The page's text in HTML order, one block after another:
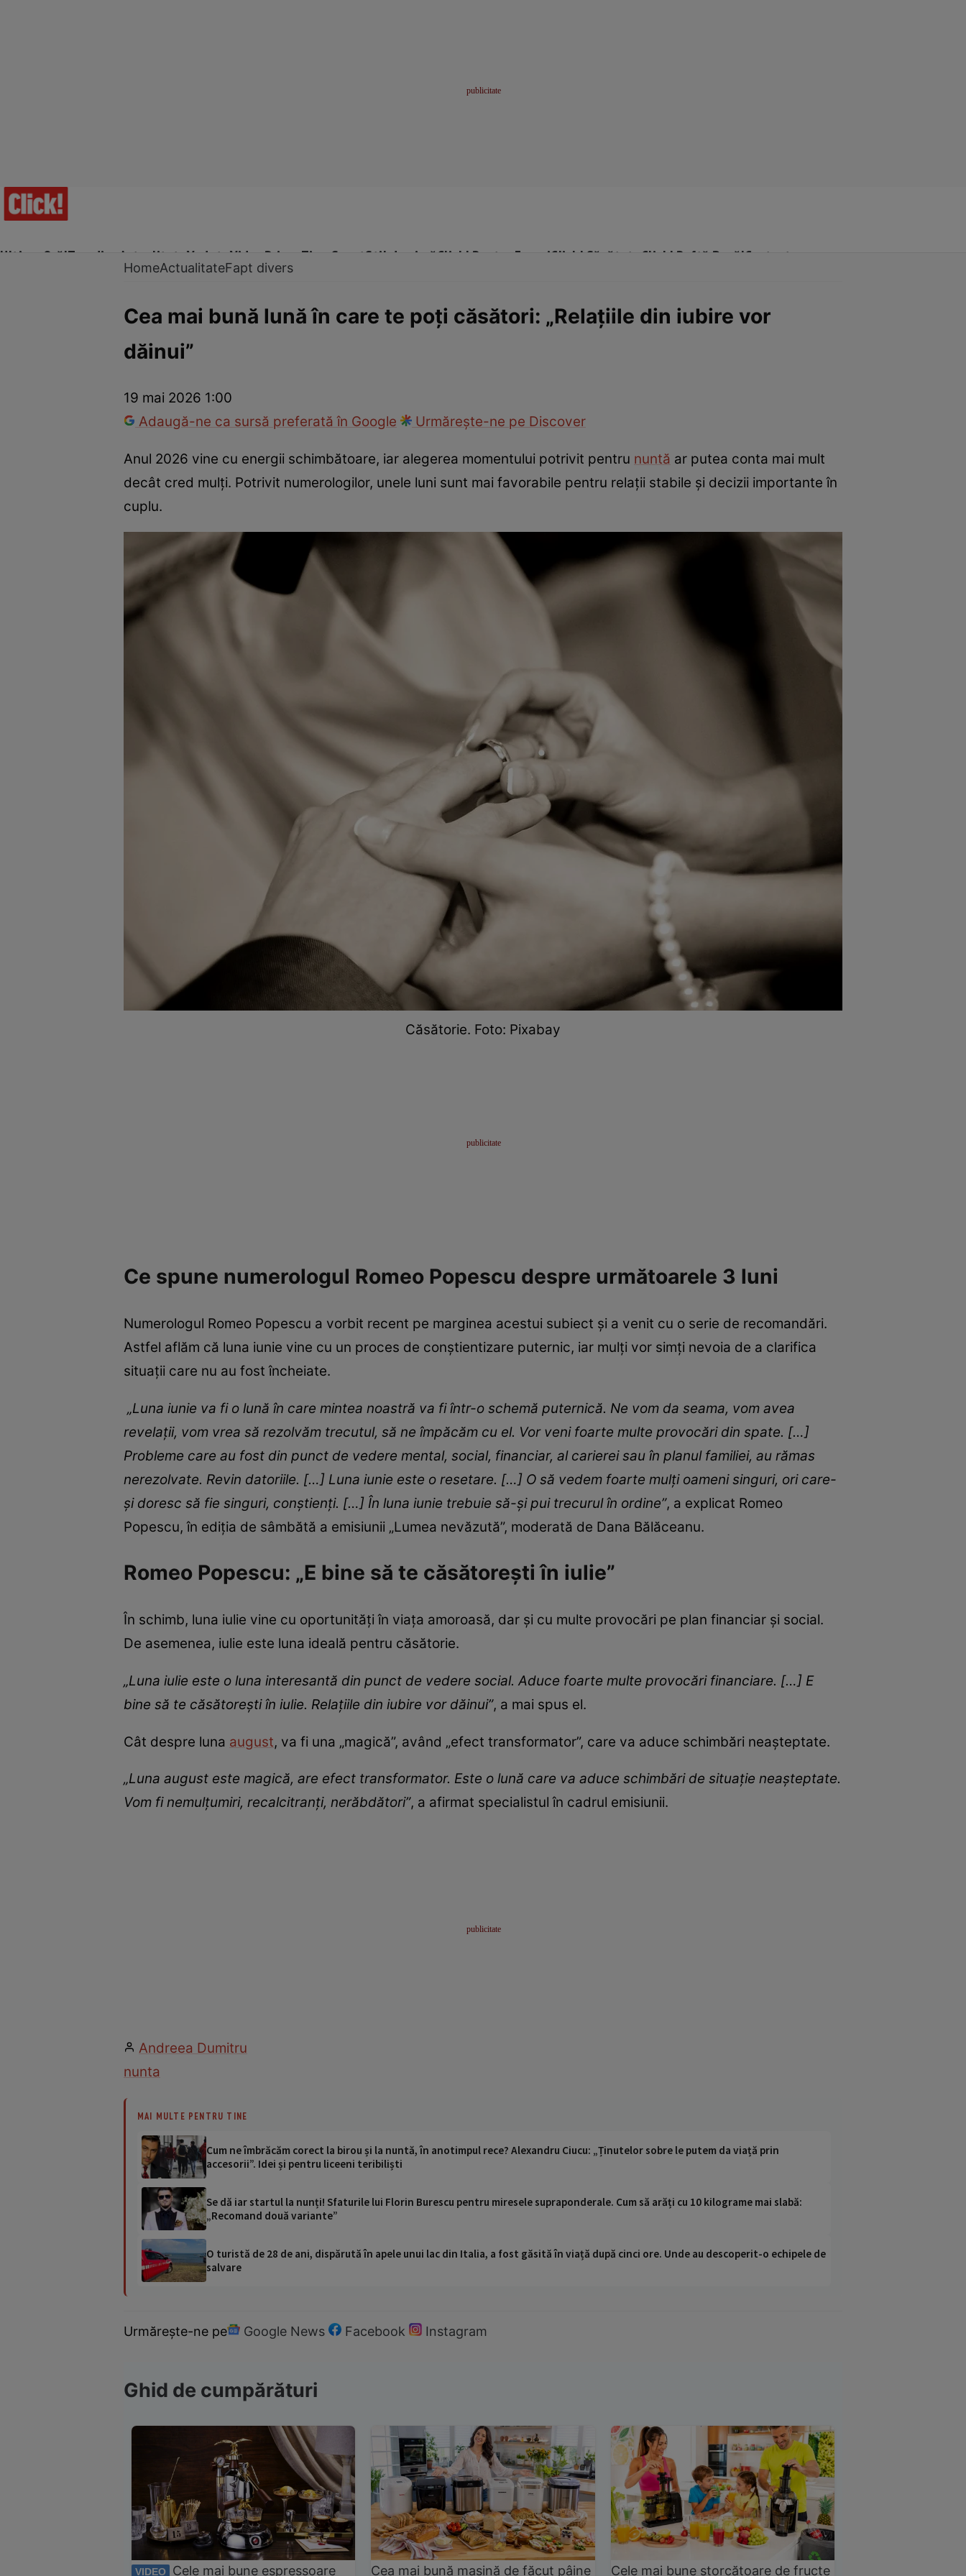
Ultima Oră!Trending Actualitate Vedete Video Prime Time SportStil de viațăClick! Pentru FemeiClick! Sănătate Click! Poftă Bună!Contact
Internațional
HomeActualitateFapt divers
Cea mai bună lună în care te poți căsători: „Relațiile din iubire vor
dăinui”
19 mai 2026 1:00
Adaugă-ne ca sursă preferată în Google
Urmărește-ne pe Discover
Anul 2026 vine cu energii schimbătoare, iar alegerea momentului potrivit pentru nuntă ar putea conta mai mult
decât cred mulți. Potrivit numerologilor, unele luni sunt mai favorabile pentru relații stabile și decizii importante în
cuplu.
Căsătorie. Foto: Pixabay
Ce spune numerologul Romeo Popescu despre următoarele 3 luni
Numerologul Romeo Popescu a vorbit recent pe marginea acestui subiect și a venit cu o serie de recomandări.
Astfel aflăm că luna iunie vine cu un proces de conștientizare puternic, iar mulți vor simți nevoia de a clarifica
situații care nu au fost încheiate.
„Luna iunie va fi o lună în care mintea noastră va fi într-o schemă puternică. Ne vom da seama, vom avea
revelaţii, vom vrea să rezolvăm trecutul, să ne împăcăm cu el. Vor veni foarte multe provocări din spate. […]
Probleme care au fost din punct de vedere mental, social, financiar, al carierei sau în planul familiei, au rămas
nerezolvate. Revin datoriile. […] Luna iunie este o resetare. […] O să vedem foarte mulţi oameni singuri, ori care-
şi doresc să fie singuri, conştienţi. […] În luna iunie trebuie să-şi pui trecurul în ordine”, a explicat Romeo
Popescu, în ediţia de sâmbătă a emisiunii „Lumea nevăzută”, moderată de Dana Bălăceanu.
Romeo Popescu: „E bine să te căsătoreşti în iulie”
În schimb, luna iulie vine cu oportunități în viața amoroasă, dar și cu multe provocări pe plan financiar și social.
De asemenea, iulie este luna ideală pentru căsătorie.
„Luna iulie este o luna interesantă din punct de vedere social. Aduce foarte multe provocări financiare. […] E
bine să te căsătoreşti în iulie. Relaţiile din iubire vor dăinui”, a mai spus el.
Cât despre luna august, va fi una „magică”, având „efect transformator”, care va aduce schimbări neașteptate.
„Luna august este magică, are efect transformator. Este o lună care va aduce schimbări de situaţie neaşteptate.
Vom fi nemulţumiri, recalcitranţi, nerăbdători”, a afirmat specialistul în cadrul emisiunii.
Andreea Dumitru
nunta
MAI MULTE PENTRU TINE
Cum ne îmbrăcăm corect la birou și la nuntă, în anotimpul rece? Alexandru Ciucu: „Ținutelor sobre le putem da viață prin
accesorii”. Idei și pentru liceeni teribiliști
Se dă iar startul la nunți! Sfaturile lui Florin Burescu pentru miresele supraponderale. Cum să arăți cu 10 kilograme mai slabă:
„Recomand două variante”
O turistă de 28 de ani, dispărută în apele unui lac din Italia, a fost găsită în viață după cinci ore. Unde au descoperit-o echipele de
salvare
Urmărește-ne pe Google News Facebook Instagram
Ghid de cumpărături
VIDEO Cele mai bune espressoare Cea mai bună mașină de făcut pâine Cele mai bune storcătoare de fructe